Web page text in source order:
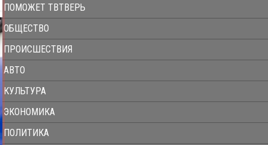
ПОМОЖЕТ ТВТВЕРЬ
ОБЩЕСТВО
ПРОИСШЕСТВИЯ
АВТО
КУЛЬТУРА
ЭКОНОМИКА
ПОЛИТИКА